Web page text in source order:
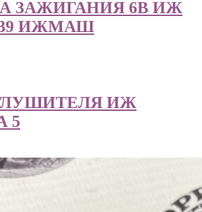
ЗАЖИГАНИЯ 6В ИЖ
ИЖМАШ
ИЖ
5